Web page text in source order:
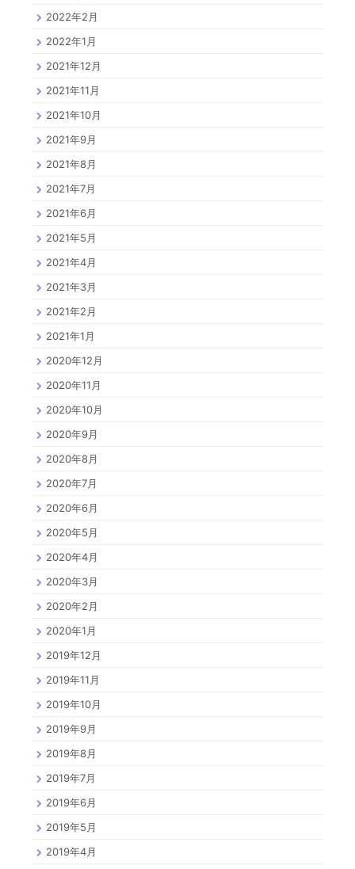
2022年2月
2022年1月
2021年12月
2021年11月
2021年10月
2021年9月
2021年8月
2021年7月
2021年6月
2021年5月
2021年4月
2021年3月
2021年2月
2021年1月
2020年12月
2020年11月
2020年10月
2020年9月
2020年8月
2020年7月
2020年6月
2020年5月
2020年4月
2020年3月
2020年2月
2020年1月
2019年12月
2019年11月
2019年10月
2019年9月
2019年8月
2019年7月
2019年6月
2019年5月
2019年4月